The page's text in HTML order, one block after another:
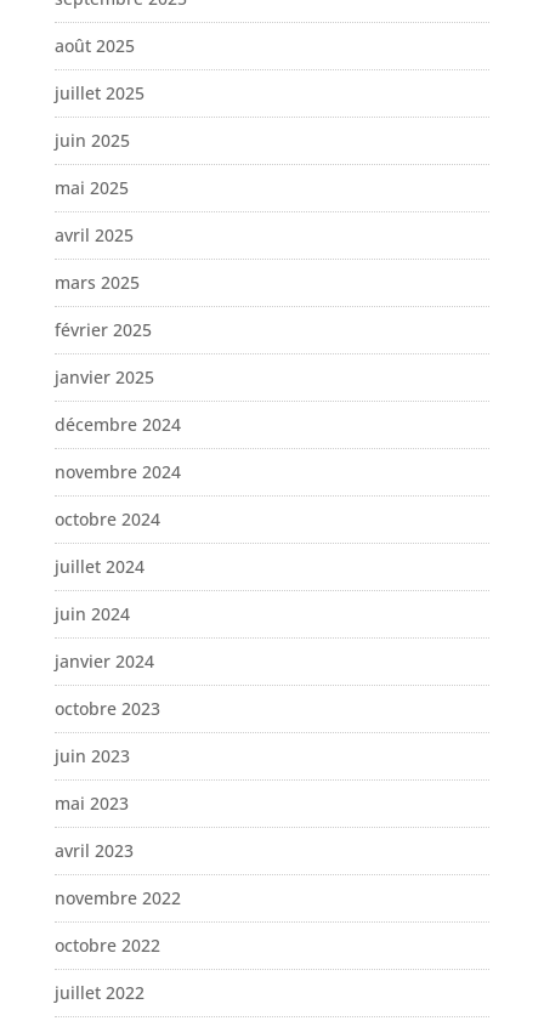
août 2025
juillet 2025
juin 2025
mai 2025
avril 2025
mars 2025
février 2025
janvier 2025
décembre 2024
novembre 2024
octobre 2024
juillet 2024
juin 2024
janvier 2024
octobre 2023
juin 2023
mai 2023
avril 2023
novembre 2022
octobre 2022
juillet 2022